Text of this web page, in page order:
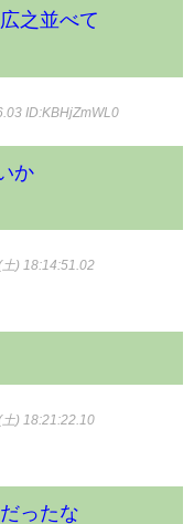
之並べて
ID:KBHjZmWL0
か
土) 18:14:51.02
土) 18:21:22.10
ったな